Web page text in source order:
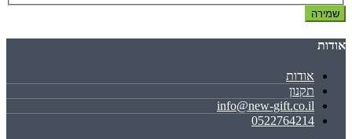
שמירה
אודות
אודות
תקנון
info@new-gift.co.il
0522764214